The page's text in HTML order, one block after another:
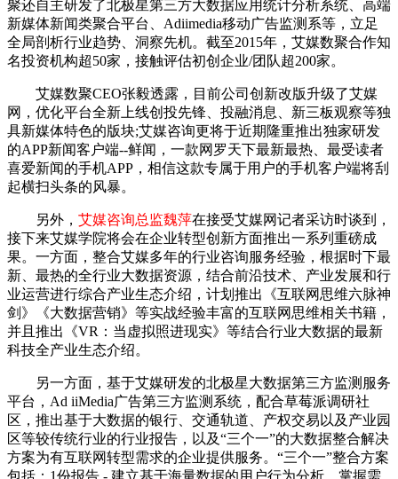
聚还自主研发了北极星第三方大数据应用统计分析系统、高端
新媒体新闻类聚合平台、Adiimedia移动广告监测系等，立足
全局剖析行业趋势、洞察先机。截至2015年，艾媒数聚合作知
名投资机构超50家，接触评估初创企业/团队超200家。
艾媒数聚CEO张毅透露，目前公司创新改版升级了艾媒
网，优化平台全新上线创投先锋、投融消息、新三板观察等独
具新媒体特色的版块;艾媒咨询更将于近期隆重推出独家研发
的APP新闻客户端--鲜闻，一款网罗天下最新最热、最受读者
喜爱新闻的手机APP，相信这款专属于用户的手机客户端将刮
起横扫头条的风暴。
另外， 艾媒咨询总监魏萍在接受艾媒网记者采访时谈到，
接下来艾媒学院将会在企业转型创新方面推出一系列重磅成
果。一方面，整合艾媒多年的行业咨询服务经验，根据时下最
新、最热的全行业大数据资源，结合前沿技术、产业发展和行
业运营进行综合产业生态介绍，计划推出《互联网思维六脉神
剑》《大数据营销》等实战经验丰富的互联网思维相关书籍，
并且推出《VR：当虚拟照进现实》等结合行业大数据的最新
科技全产业生态介绍。
另一方面，基于艾媒研发的北极星大数据第三方监测服务
平台，Ad iiMedia广告第三方监测系统，配合草莓派调研社
区，推出基于大数据的银行、交通轨道、产权交易以及产业园
区等较传统行业的行业报告，以及“三个一”的大数据整合解决
方案为有互联网转型需求的企业提供服务。“三个一”整合方案